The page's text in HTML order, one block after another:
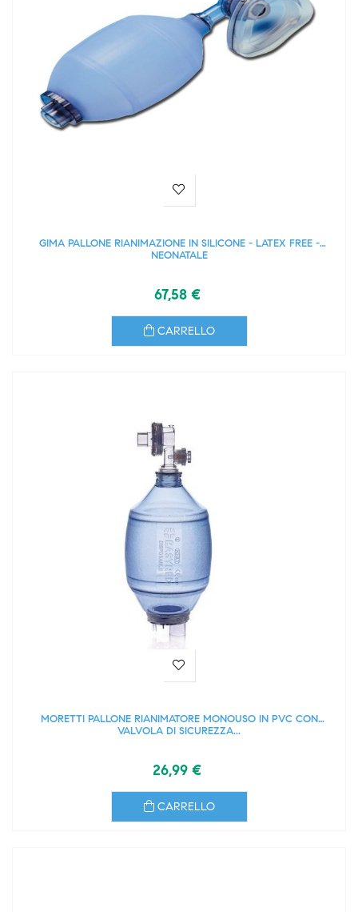
GIMA PALLONE RIANIMAZIONE IN SILICONE - LATEX FREE -
NEONATALE
67,58 €
CARRELLO
MORETTI PALLONE RIANIMATORE MONOUSO IN PVC CON
VALVOLA DI SICUREZZA...
26,99 €
CARRELLO